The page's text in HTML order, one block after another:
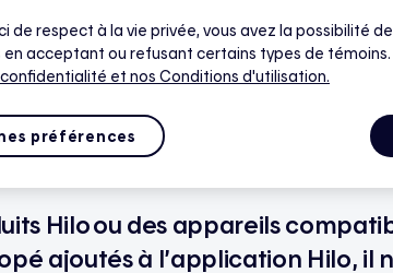
les mêmes
Hilo ?
Hilo ou des appareils
ajoutés à l’application Hilo, il
de respect à la vie privée, vous avez la possibilité
acceptant ou refusant certains types de
et nos Conditions d'utilisation.
préférences